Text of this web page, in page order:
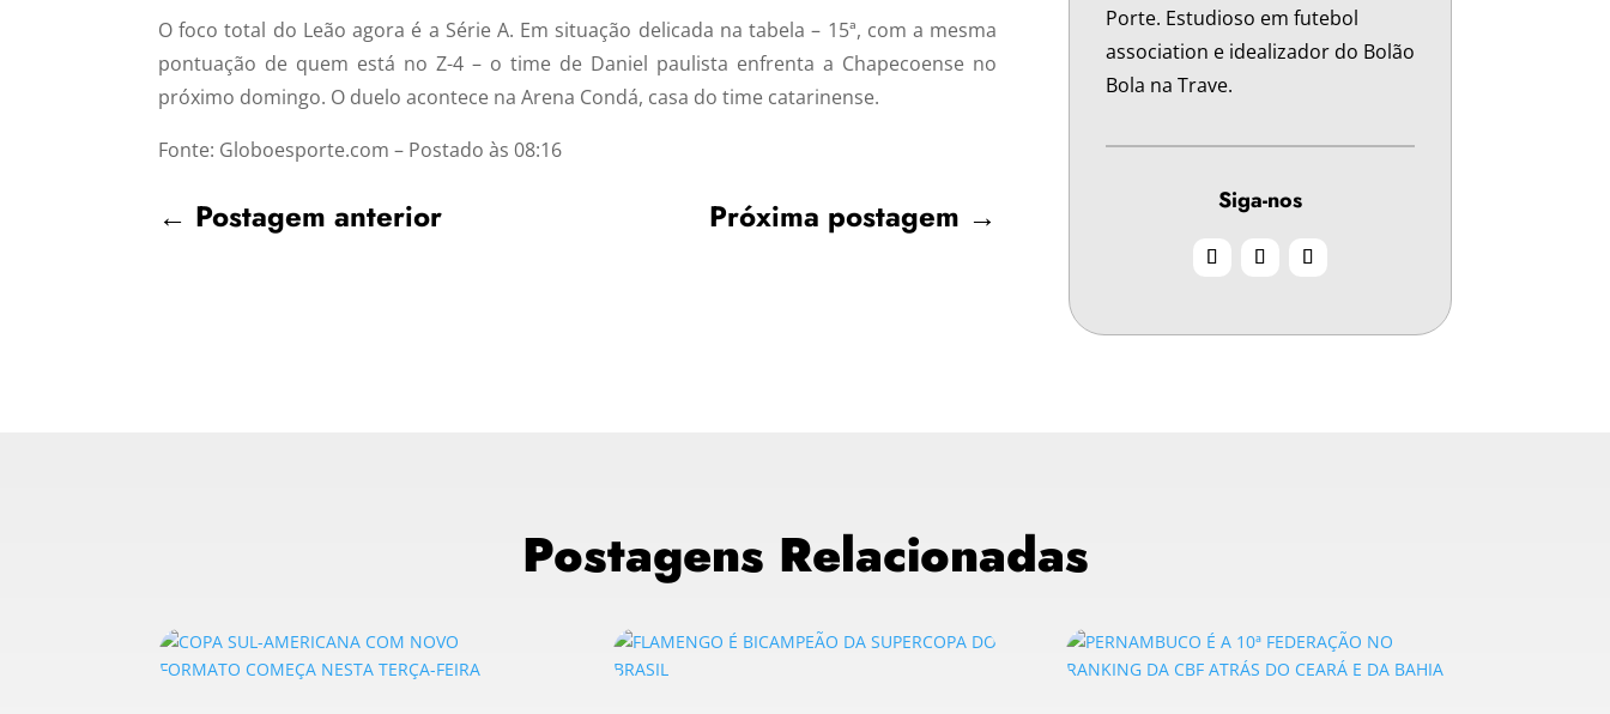
O foco total do Leão agora é a Série A. Em situação delicada na tabela – 15ª, com a mesma
pontuação de quem está no Z-4 – o time de Daniel paulista enfrenta a Chapecoense no
próximo domingo. O duelo acontece na Arena Condá, casa do time catarinense.
Fonte: Globoesporte.com – Postado às 08:16
← Postagem anterior Próxima postagem →
Porte. Estudioso em futebol
association e idealizador do Bolão
Bola na Trave.
Siga-nos
Postagens Relacionadas